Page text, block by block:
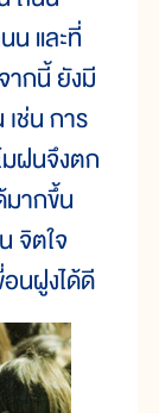
น และที่
ากนี้ ยังมี
ช่น การ
มฝนจึงตก
มากขึ้น
จิตใจ
นฝูงได้ดี